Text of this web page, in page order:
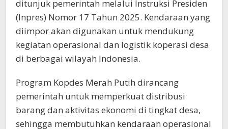
ditunjuk pemerintah melalui Instruksi Presiden
(Inpres) Nomor 17 Tahun 2025. Kendaraan yang
diimpor akan digunakan untuk mendukung
kegiatan operasional dan logistik koperasi desa
di berbagai wilayah Indonesia.
Program Kopdes Merah Putih dirancang
pemerintah untuk memperkuat distribusi
barang dan aktivitas ekonomi di tingkat desa,
sehingga membutuhkan kendaraan operasional